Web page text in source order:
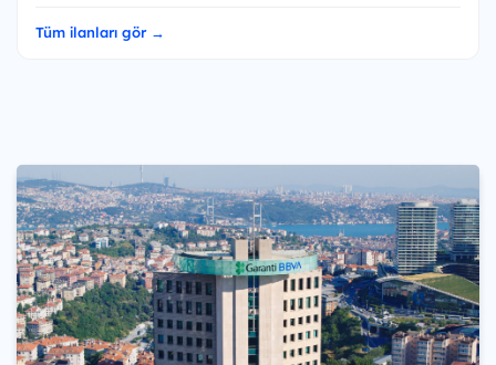
Tüm ilanları gör →